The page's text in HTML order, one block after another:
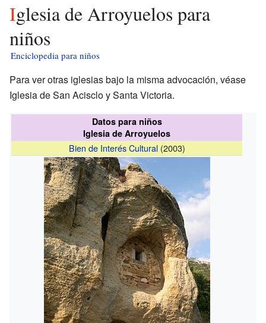
Iglesia de Arroyuelos para
niños
Enciclopedia para niños
Para ver otras iglesias bajo la misma advocación, véase
Iglesia de San Acisclo y Santa Victoria.
Datos para niños
Iglesia de Arroyuelos
Bien de Interés Cultural(2003)